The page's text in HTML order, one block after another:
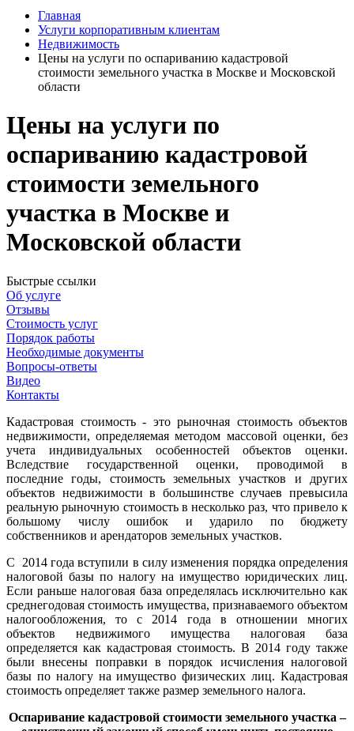
Главная
Услуги корпоративным клиентам
Недвижимость
Цены на услуги по оспариванию кадастровой
стоимости земельного участка в Москве и Московской
области
Цены на услуги по
оспариванию кадастровой
стоимости земельного
участка в Москве и
Московской области
Быстрые ссылки
Об услуге
Отзывы
Стоимость услуг
Порядок работы
Необходимые документы
Вопросы-ответы
Видео
Контакты
Кадастровая стоимость - это рыночная стоимость объектов
недвижимости, определяемая методом массовой оценки, без
учета индивидуальных особенностей объектов оценки.
Вследствие государственной оценки, проводимой в
последние годы, стоимость земельных участков и других
объектов недвижимости в большинстве случаев превысила
реальную рыночную стоимость в несколько раз, что привело к
большому числу ошибок и ударило по бюджету
собственников и арендаторов земельных участков.
С 2014 года вступили в силу изменения порядка определения
налоговой базы по налогу на имущество юридических лиц.
Если раньше налоговая база определялась исключительно как
среднегодовая стоимость имущества, признаваемого объектом
налогообложения, то с 2014 года в отношении многих
объектов недвижимого имущества налоговая база
определяется как кадастровая стоимость. В 2014 году также
были внесены поправки в порядок исчисления налоговой
базы по налогу на имущество физических лиц. Кадастровая
стоимость определяет также размер земельного налога.
Оспаривание кадастровой стоимости земельного участка –